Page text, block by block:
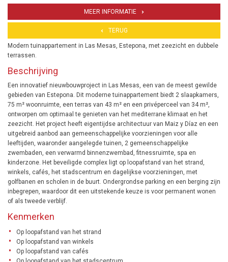
MEER INFORMATIE
TERUG
Modern tuinappartement in Las Mesas, Estepona, met zeezicht en dubbele
terrassen.
Beschrijving
Een innovatief nieuwbouwproject in Las Mesas, een van de meest gewilde
gebieden van Estepona. Dit moderne tuinappartement biedt 2 slaapkamers,
75 m² woonruimte, een terras van 43 m² en een privéperceel van 34 m²,
ontworpen om optimaal te genieten van het mediterrane klimaat en het
zeezicht. Het project heeft eigentijdse architectuur van Maiz y Díaz en een
uitgebreid aanbod aan gemeenschappelijke voorzieningen voor alle
leeftijden, waaronder aangelegde tuinen, 2 gemeenschappelijke
zwembaden, een verwarmd binnenzwembad, fitnessruimte, spa en
kinderzone. Het beveiligde complex ligt op loopafstand van het strand,
winkels, cafés, het stadscentrum en dagelijkse voorzieningen, met
golfbanen en scholen in de buurt. Ondergrondse parking en een berging zijn
inbegrepen, waardoor dit een uitstekende keuze is voor permanent wonen
of als tweede verblijf.
Kenmerken
Op loopafstand van het strand
Op loopafstand van winkels
Op loopafstand van cafés